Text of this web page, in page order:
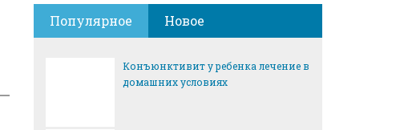
Популярное Новое
Конъюнктивит у ребенка лечение в
домашних условиях